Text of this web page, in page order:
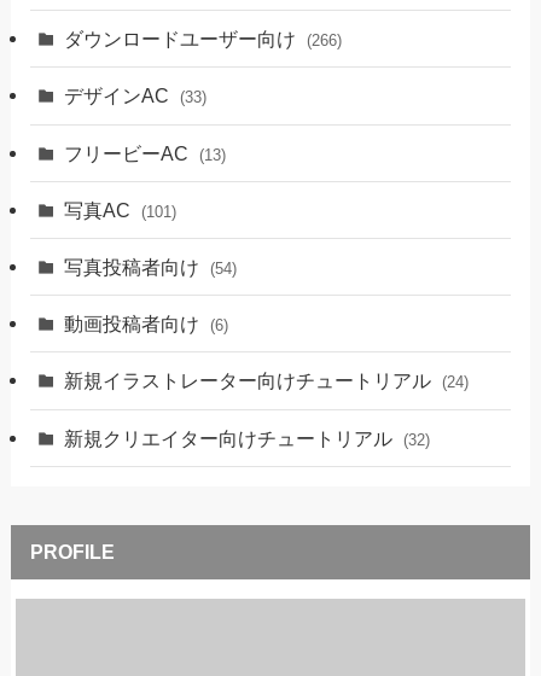
ダウンロードユーザー向け (266)
デザインAC (33)
フリービーAC (13)
写真AC (101)
写真投稿者向け (54)
動画投稿者向け (6)
新規イラストレーター向けチュートリアル (24)
新規クリエイター向けチュートリアル (32)